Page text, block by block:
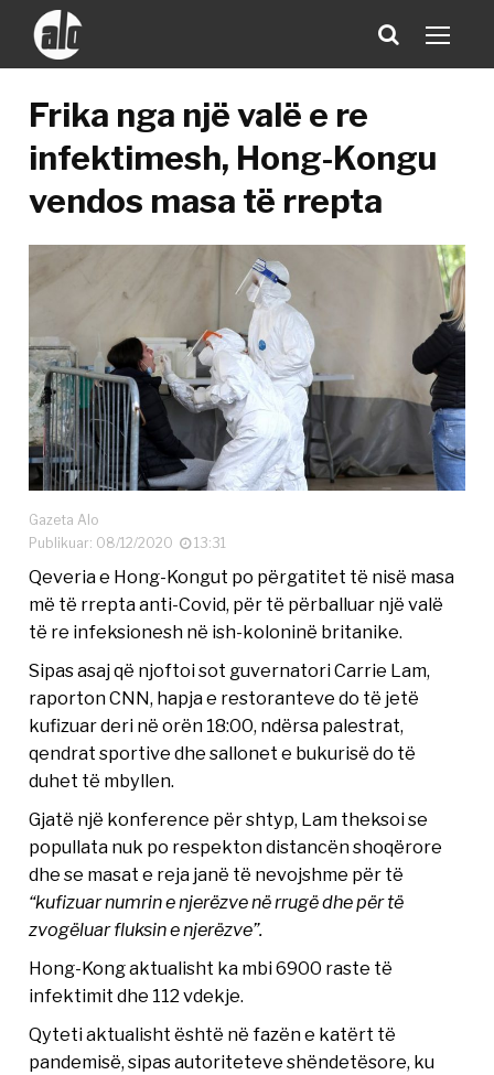
Frika nga një valë e re
infektimesh, Hong-Kongu
vendos masa të rrepta
Gazeta Alo
Publikuar: 08/12/2020
13:31
Qeveria e Hong-Kongut po përgatitet të nisë masa
më të rrepta anti-Covid, për të përballuar një valë
të re infeksionesh në ish-koloninë britanike.
Sipas asaj që njoftoi sot guvernatori Carrie Lam,
raporton CNN, hapja e restoranteve do të jetë
kufizuar deri në orën 18:00, ndërsa palestrat,
qendrat sportive dhe sallonet e bukurisë do të
duhet të mbyllen.
Gjatë një konference për shtyp, Lam theksoi se
popullata nuk po respekton distancën shoqërore
dhe se masat e reja janë të nevojshme për të
“kufizuar numrin e njerëzve në rrugë dhe për të
zvogëluar fluksin e njerëzve”.
Hong-Kong aktualisht ka mbi 6900 raste të
infektimit dhe 112 vdekje.
Qyteti aktualisht është në fazën e katërt të
pandemisë, sipas autoriteteve shëndetësore, ku